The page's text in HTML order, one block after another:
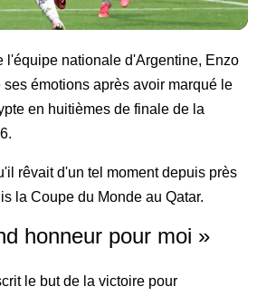
l'équipe nationale d'Argentine, Enzo
émotions après avoir marqué le
en huitièmes de finale de la
rêvait d'un tel moment depuis près
la Coupe du Monde au Qatar.
honneur pour moi »
le but de la victoire pour